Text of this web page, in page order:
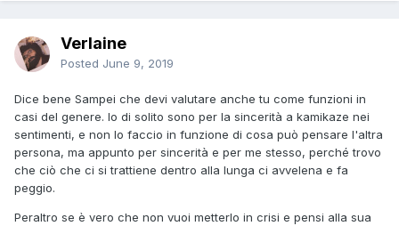
Verlaine
Posted June 9, 2019
Dice bene Sampei che devi valutare anche tu come funzioni in
casi del genere. Io di solito sono per la sincerità a kamikaze nei
sentimenti, e non lo faccio in funzione di cosa può pensare l'altra
persona, ma appunto per sincerità e per me stesso, perché trovo
che ciò che ci si trattiene dentro alla lunga ci avvelena e fa
peggio.
Peraltro se è vero che non vuoi metterlo in crisi e pensi alla sua